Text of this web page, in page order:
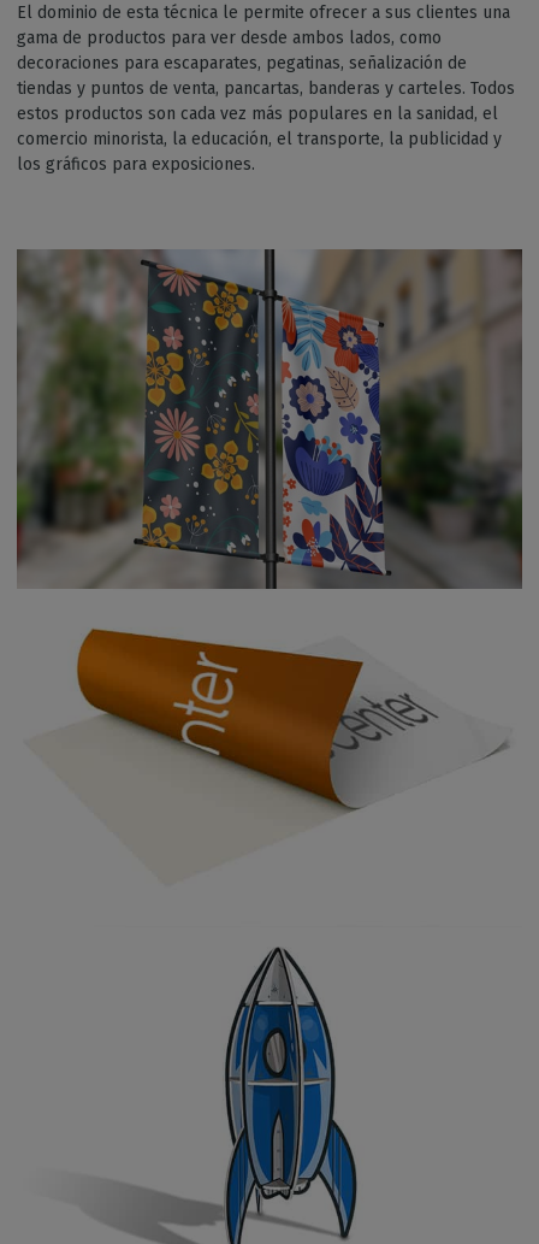
El dominio de esta técnica le permite ofrecer a sus clientes una
gama de productos para ver desde ambos lados, como
decoraciones para escaparates, pegatinas, señalización de
tiendas y puntos de venta, pancartas, banderas y carteles. Todos
estos productos son cada vez más populares en la sanidad, el
comercio minorista, la educación, el transporte, la publicidad y
los gráficos para exposiciones.